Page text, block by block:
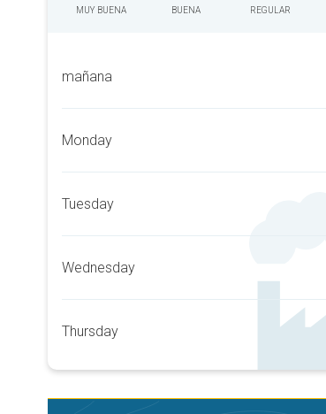
MUY BUENA BUENA REGULAR
mañana
Monday
Tuesday
Wednesday
Thursday